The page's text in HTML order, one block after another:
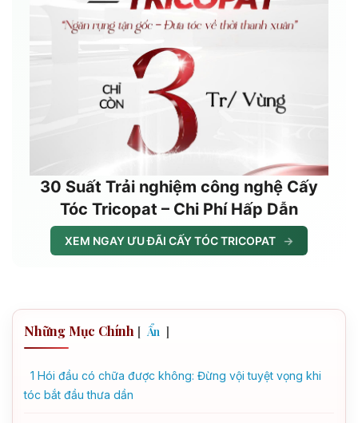
30 Suất Trải nghiệm công nghệ Cấy
Tóc Tricopat – Chi Phí Hấp Dẫn
XEM NGAY ƯU ĐÃI CẤY TÓC TRICOPAT →
Những Mục Chính [ Ẩn ]
1 Hói đầu có chữa được không: Đừng vội tuyệt vọng khi
tóc bắt đầu thưa dần